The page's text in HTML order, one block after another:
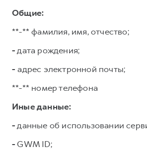
Общие:
**-** фамилия, имя, отчество;
-дата рождения;
- адрес электронной почты;
**-** номер телефона
Иные данные:
-данные об использовании
- GWM ID;